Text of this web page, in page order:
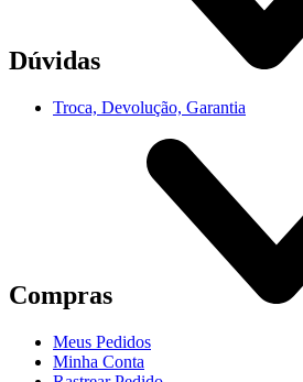
Dúvidas
Troca, Devolução, Garantia
Compras
Meus Pedidos
Minha Conta